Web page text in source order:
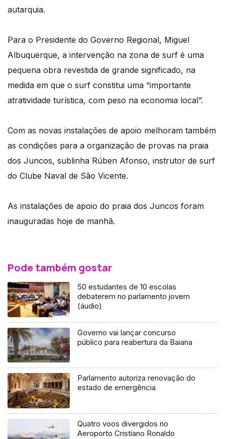
autarquia.
Para o Presidente do Governo Regional, Miguel
Albuquerque, a intervenção na zona de surf é uma
pequena obra revestida de grande significado, na
medida em que o surf constitui uma “importante
atratividade turística, com peso na economia local”.
Com as novas instalações de apoio melhoram também
as condições para a organização de provas na praia
dos Juncos, sublinha Rúben Afonso, instrutor de surf
do Clube Naval de São Vicente.
As instalações de apoio do praia dos Juncos foram
inauguradas hoje de manhã.
Pode também gostar
50 estudantes de 10 escolas
debaterem no parlamento jovem
(áudio)
Governo vai lançar concurso
público para reabertura da Baiana
Parlamento autoriza renovação do
estado de emergência
Quatro voos divergidos no
Aeroporto Cristiano Ronaldo